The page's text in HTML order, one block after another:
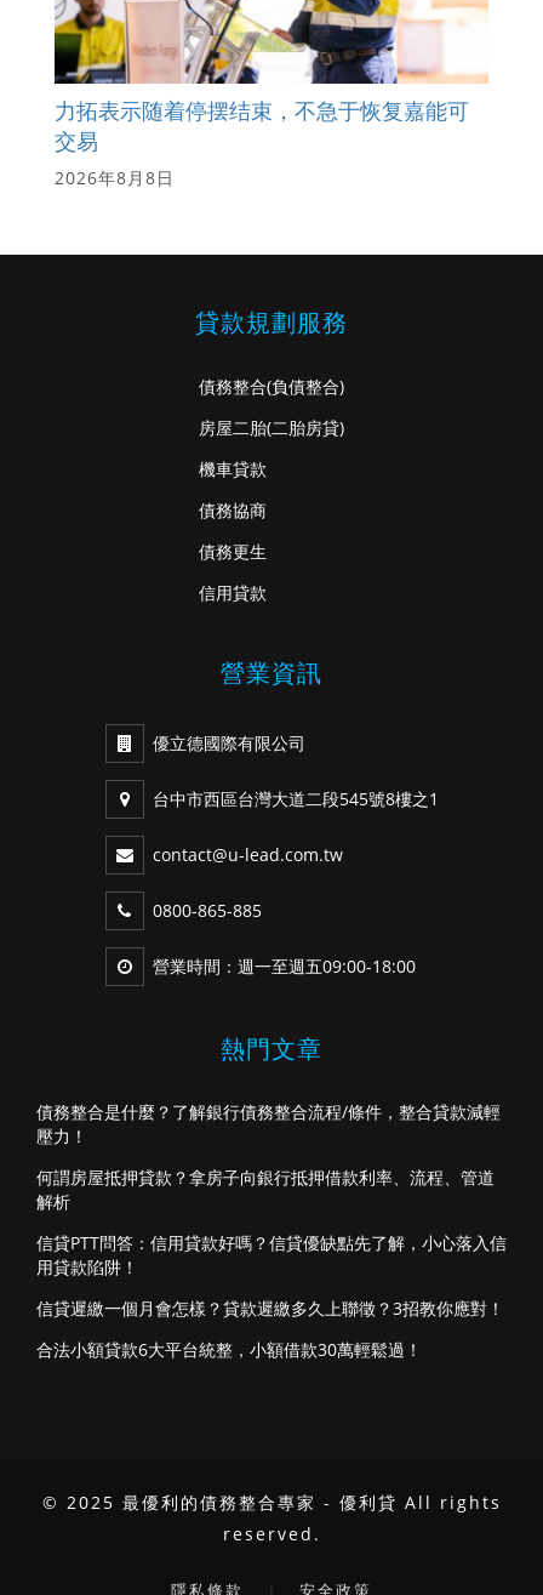
力拓表示随着停摆结束，不急于恢复嘉能可
交易
2026年8月8日
貸款規劃服務
債務整合(負債整合)
房屋二胎(二胎房貸)
機車貸款
債務協商
債務更生
信用貸款
營業資訊
優立德國際有限公司
台中市西區台灣大道二段545號8樓之1
contact@u-lead.com.tw
0800-865-885
營業時間：週一至週五09:00-18:00
熱門文章
債務整合是什麼？了解銀行債務整合流程/條件，整合貸款減輕
壓力！
何謂房屋抵押貸款？拿房子向銀行抵押借款利率、流程、管道
解析
信貸PTT問答：信用貸款好嗎？信貸優缺點先了解，小心落入信
用貸款陷阱！
信貸遲繳一個月會怎樣？貸款遲繳多久上聯徵？3招教你應對！
合法小額貸款6大平台統整，小額借款30萬輕鬆過！
© 2025 最優利的債務整合專家 - 優利貸 All rights
reserved.
隱私條款 安全政策